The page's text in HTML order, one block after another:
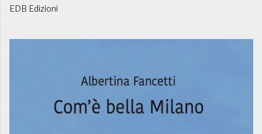
EDB Edizioni